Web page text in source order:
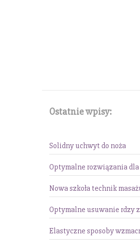
Ostatnie wpisy:
Solidny uchwyt do noża
Optymalne rozwiązania
Nowa szkoła technik
Optymalne usuwanie rdzy
Elastyczne sposoby